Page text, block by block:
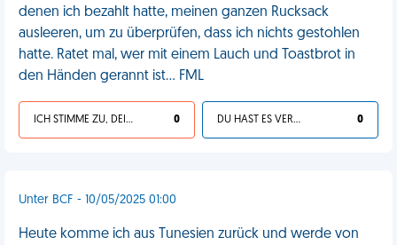
denen ich bezahlt hatte, meinen ganzen Rucksack
ausleeren, um zu überprüfen, dass ich nichts gestohlen
hatte. Ratet mal, wer mit einem Lauch und Toastbrot in
den Händen gerannt ist… FML
ICH STIMME ZU, DEIN LEBEN IST SCHEISSE 0 DU HAST ES VERDIENT 0
Unter BCF - 10/05/2025 01:00
Heute komme ich aus Tunesien zurück und werde von